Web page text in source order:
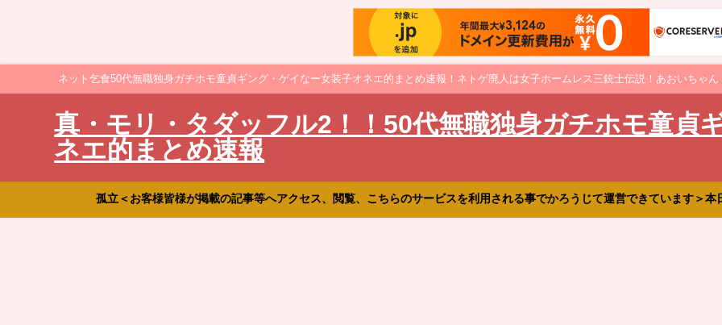
ネット乞食50代無職独身ガチホモ童貞ギング・ゲイなー女装子オネエ的まとめ速報！ネトゲ廃人は女子ホームレス三銃士伝説！あおいちゃ
真・モリ・タダッフル2！！50代無職独身ガチホモ童貞
ネエ的まとめ速報
孤立＜お客様皆様が掲載の記事等へアクセス、閲覧、こちらのサービスを利用される事でかろうじて運営できています＞